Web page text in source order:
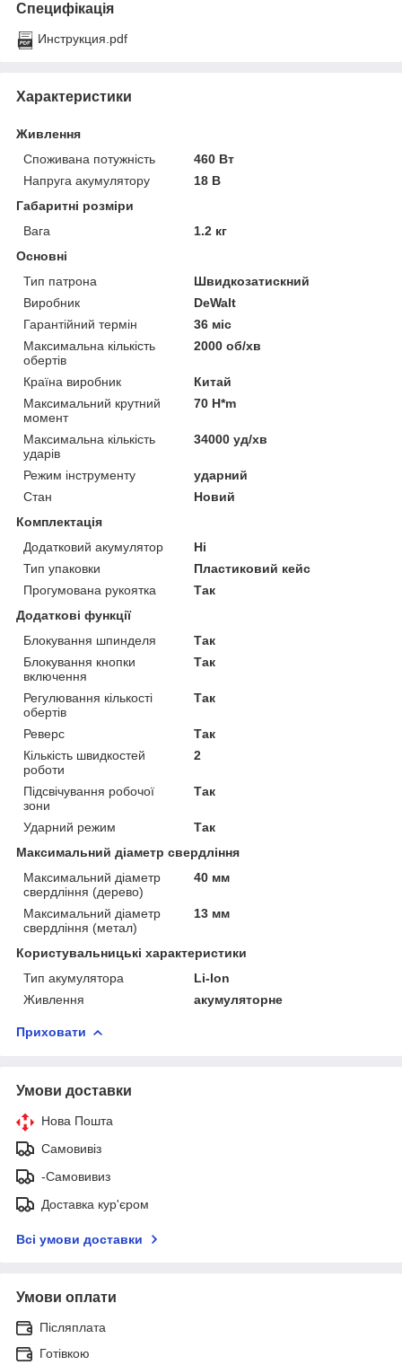
Специфікація
Инструкция.pdf
Характеристики
Живлення
Споживана потужність
460 Вт
Напруга акумулятору
18 В
Габаритні розміри
Вага
1.2 кг
Основні
Тип патрона
Швидкозатискний
Виробник
DeWalt
Гарантійний термін
36 міс
Максимальна кількість
обертів
2000 об/хв
Країна виробник
Китай
Максимальний крутний
момент
70 H*m
Максимальна кількість
ударів
34000 уд/хв
Режим інструменту
ударний
Стан
Новий
Комплектація
Додатковий акумулятор
Ні
Тип упаковки
Пластиковий кейс
Прогумована рукоятка
Так
Додаткові функції
Блокування шпинделя
Так
Блокування кнопки
включення
Так
Регулювання кількості
обертів
Так
Реверс
Так
Кількість швидкостей
роботи
2
Підсвічування робочої
зони
Так
Ударний режим
Так
Максимальний діаметр свердління
Максимальний діаметр
свердління (дерево)
40 мм
Максимальний діаметр
свердління (метал)
13 мм
Користувальницькі характеристики
Тип акумулятора
Li-lon
Живлення
акумуляторне
Приховати
Умови доставки
Нова Пошта
Самовивіз
-Самовивиз
Доставка кур'єром
Всі умови доставки
Умови оплати
Післяплата
Готівкою